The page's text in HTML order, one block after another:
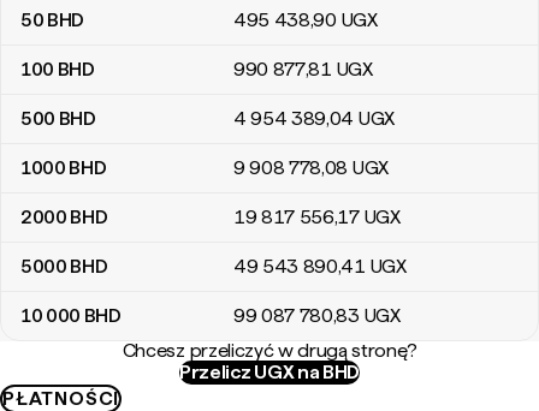
50 BHD 495 438,90 UGX
100 BHD 990 877,81 UGX
500 BHD 4 954 389,04 UGX
1000 BHD 9 908 778,08 UGX
2000 BHD 19 817 556,17 UGX
5000 BHD 49 543 890,41 UGX
10 000 BHD 99 087 780,83 UGX
Chcesz przeliczyć w drugą stronę?
Przelicz UGX na BHD
PŁATNOŚCI